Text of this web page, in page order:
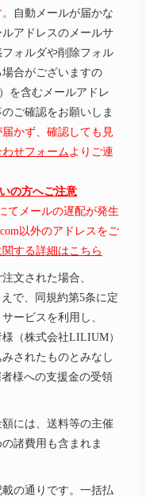
自動メールが届かな
アドレスのメールサ
ォルダや削除フォル
合がございますの
を含むメールアドレ
ご確認をお願いしま
かず、確認しても見
せフォーム よりご連
の方へご注意
てメールの遅配が発生
以外のアドレスをご
する詳細はこちら
文された場合、
で、同規約第5条に定
ービスを利用し、
（株式会社LILIUM）
されたものとみなし
様への支援金の受領
には、送料等の主催
諸費用も含まれま
の通りです。一括払